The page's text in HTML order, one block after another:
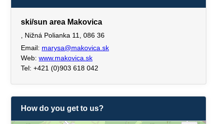
ski/sun area Makovica
, Nižná Polianka 11, 086 36
Email: marysa@makovica.sk
Web: www.makovica.sk
Tel: +421 (0)903 618 042
How do you get to us?